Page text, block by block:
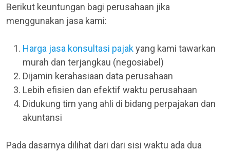
Berikut keuntungan bagi perusahaan jika
menggunakan jasa kami:
Harga jasa konsultasi pajakyang kami tawarkan
murah dan terjangkau (negosiabel)
Dijamin kerahasiaan data perusahaan
Lebih efisien dan efektif waktu perusahaan
Didukung tim yang ahli di bidang perpajakan dan
akuntansi
Pada dasarnya dilihat dari dari sisi waktu ada dua